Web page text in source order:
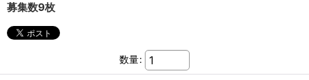
募集数9枚
数量: